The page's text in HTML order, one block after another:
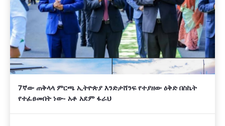
7ኛው ጠቅላላ ምርጫ ኢትዮጵያ እንድታሸንፍ የተያዘው ዕቅድ በስኬት
የተፈፀመበት ነው- አቶ አደም ፋራህ